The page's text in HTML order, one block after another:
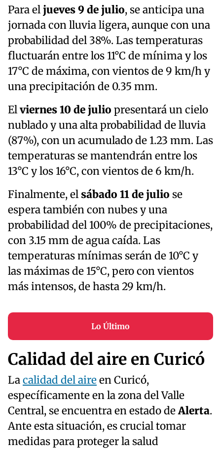
Para eljueves 9 de julio, se anticipa una
jornada con lluvia ligera, aunque con una
probabilidad del 38%. Las temperaturas
fluctuarán entre los 11°C de mínima y los
17°C de máxima, con vientos de 9 km/h y
una precipitación de 0.35 mm.
Elviernes 10 de julio presentará un cielo
nublado y una alta probabilidad de lluvia
(87%), con un acumulado de 1.23 mm. Las
temperaturas se mantendrán entre los
13°C y los 16°C, con vientos de 6 km/h.
Finalmente, el sábado 11 de julio se
espera también con nubes y una
probabilidad del 100% de precipitaciones,
con 3.15 mm de agua caída. Las
temperaturas mínimas serán de 10°C y
las máximas de 15°C, pero con vientos
más intensos, de hasta 29 km/h.
Lo Último
Calidad del aire en Curicó
Lacalidad del aireen Curicó,
específicamente en la zona del Valle
Central, se encuentra en estado deAlerta.
Ante esta situación, es crucial tomar
medidas para proteger la salud